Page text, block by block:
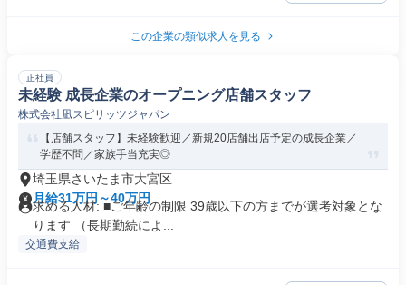
この企業の類似求人を見る
正社員
未経験 成長企業のオープニング店舗スタッフ
株式会社凪スピリッツジャパン
【店舗スタッフ】未経験歓迎／新規20店舗出店予定の成長企業／
学歴不問／家族手当充実◎
埼玉県さいたま市大宮区
月給31万円～40万円
求める人材: ■ご年齢の制限 39歳以下の方までが選考対象とな
ります （長期勤続によ...
交通費支給